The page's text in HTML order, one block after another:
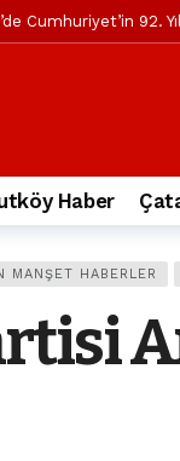
Cumhuriyet’in 92.
Arnavutköy
nüfusu 2024
seyir
İmrahor Mahallesi
3 hafriyat kamyonu
yolundaki
su
Haber
MANŞET HABERLER